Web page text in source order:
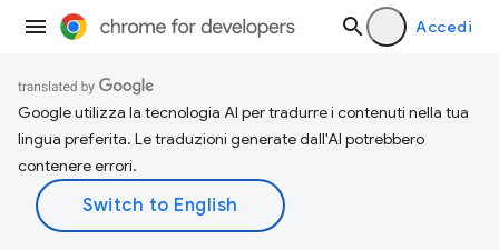
Accedi
Google utilizza la tecnologia AI per tradurre i contenuti nella tua
lingua preferita. Le traduzioni generate dall'AI potrebbero
contenere errori.